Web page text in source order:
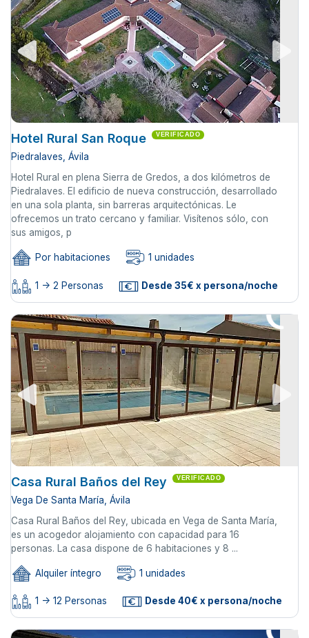
Hotel Rural San Roque VERIFICADO
Piedralaves, Ávila
Hotel Rural en plena Sierra de Gredos, a dos kilómetros de
Piedralaves. El edificio de nueva construcción, desarrollado
en una sola planta, sin barreras arquitectónicas. Le
ofrecemos un trato cercano y familiar. Visítenos sólo, con
sus amigos, p
Por habitaciones 1 unidades
1 -> 2 Personas Desde 35€ x persona/noche
Casa Rural Baños del Rey VERIFICADO
Vega De Santa María, Ávila
Casa Rural Baños del Rey, ubicada en Vega de Santa María,
es un acogedor alojamiento con capacidad para 16
personas. La casa dispone de 6 habitaciones y 8 ...
Alquiler íntegro 1 unidades
1 -> 12 Personas Desde 40€ x persona/noche